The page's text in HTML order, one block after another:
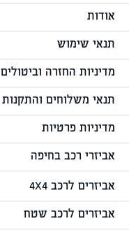
אודות
תנאי שימוש
מדיניות החזרה וביטולים
תנאי משלוחים והתקנות
מדיניות פרטיות
אביזרי רכב בחיפה
אביזרים לרכב 4X4
אביזרים לרכב שטח